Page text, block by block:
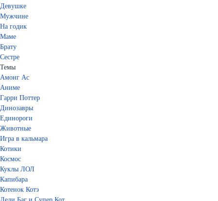
Девушке
Мужчине
На годик
Маме
Брату
Сестре
Темы
Амонг Ас
Аниме
Гарри Поттер
Динозавры
Единороги
Животные
Игра в кальмара
Котики
Космос
Куклы ЛОЛ
Капибара
Котенок Котэ